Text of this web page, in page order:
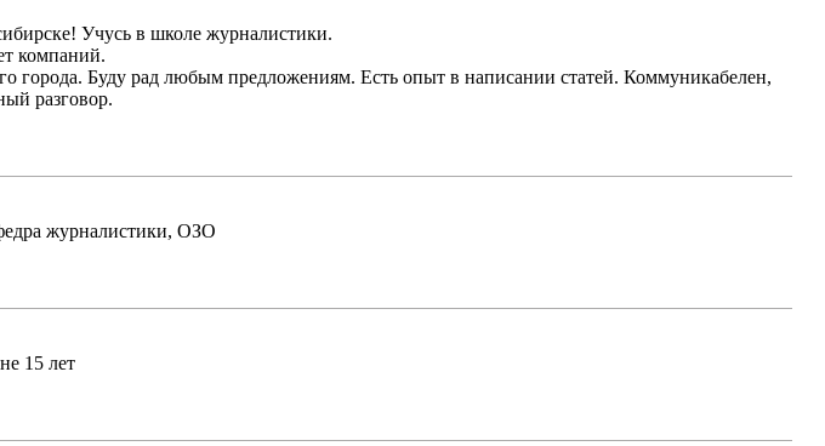
Учусь в школе журналистики.
компаний.
города. Буду рад любым предложениям. Есть опыт в написании статей. Коммуникабелен,
разговор.
журналистики, ОЗО
15 лет